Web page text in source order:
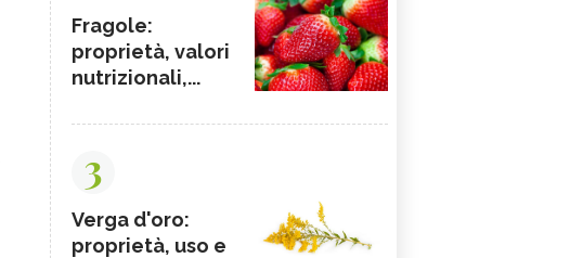
Fragole:
proprietà, valori
nutrizionali,...
3
Verga d'oro:
proprietà, uso e